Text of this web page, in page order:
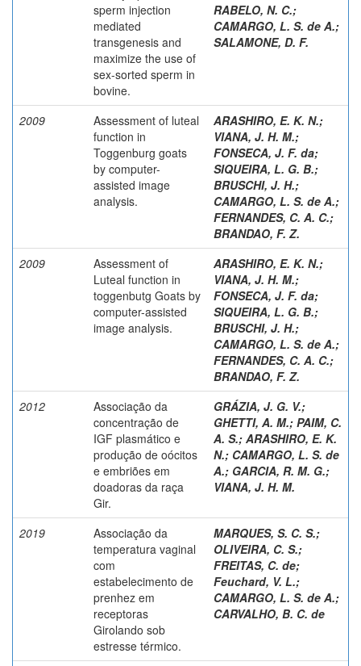
sperm injection
mediated
transgenesis and
maximize the use of
sex-sorted sperm in
bovine.
RABELO, N. C.;
CAMARGO, L. S. de A.;
SALAMONE, D. F.
2009
Assessment of luteal
function in
Toggenburg goats
by computer-
assisted image
analysis.
ARASHIRO, E. K. N.;
VIANA, J. H. M.;
FONSECA, J. F. da;
SIQUEIRA, L. G. B.;
BRUSCHI, J. H.;
CAMARGO, L. S. de A.;
FERNANDES, C. A. C.;
BRANDAO, F. Z.
2009
Assessment of
Luteal function in
toggenbutg Goats by
computer-assisted
image analysis.
ARASHIRO, E. K. N.;
VIANA, J. H. M.;
FONSECA, J. F. da;
SIQUEIRA, L. G. B.;
BRUSCHI, J. H.;
CAMARGO, L. S. de A.;
FERNANDES, C. A. C.;
BRANDAO, F. Z.
2012
Associação da
concentração de
IGF plasmático e
produção de oócitos
e embriões em
doadoras da raça
Gir.
GRÁZIA, J. G. V.;
GHETTI, A. M.; PAIM, C.
A. S.; ARASHIRO, E. K.
N.; CAMARGO, L. S. de
A.; GARCIA, R. M. G.;
VIANA, J. H. M.
2019
Associação da
temperatura vaginal
com
estabelecimento de
prenhez em
receptoras
Girolando sob
estresse térmico.
MARQUES, S. C. S.;
OLIVEIRA, C. S.;
FREITAS, C. de;
Feuchard, V. L.;
CAMARGO, L. S. de A.;
CARVALHO, B. C. de